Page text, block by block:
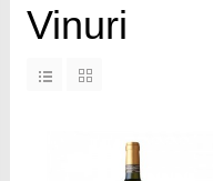
Vinuri